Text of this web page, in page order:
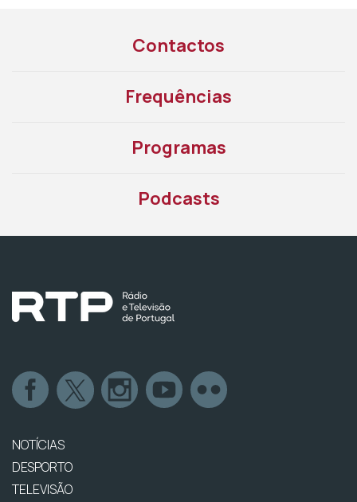
Contactos
Frequências
Programas
Podcasts
NOTÍCIAS
DESPORTO
TELEVISÃO